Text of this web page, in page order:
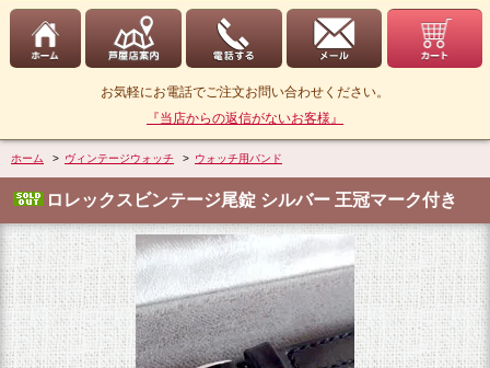
お気軽にお電話でご注文お問い合わせください。
『当店からの返信がないお客様』
ホーム > ヴィンテージウォッチ > ウォッチ用バンド
ロレックスビンテージ尾錠 シルバー 王冠マーク付き